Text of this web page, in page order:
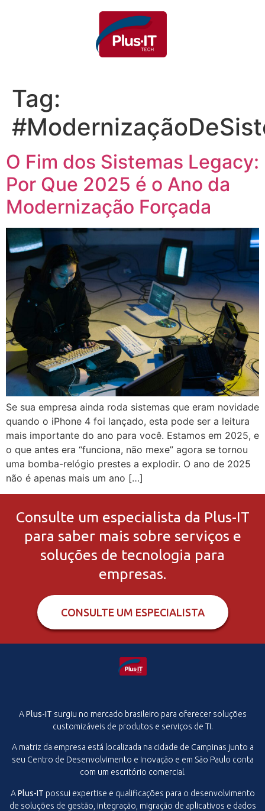
Tag:
O Fim dos Sistemas Legacy:
Por Que 2025 é o Ano da
Modernização Forçada
Se sua empresa ainda roda sistemas que eram novidade
quando o iPhone 4 foi lançado, esta pode ser a leitura
mais importante do ano para você. Estamos em 2025, e
o que antes era “funciona, não mexe” agora se tornou
uma bomba-relógio prestes a explodir. O ano de 2025
não é apenas mais um ano […]
Consulte um especialista da Plus-IT
para saber mais sobre serviços e
soluções de tecnologia para
empresas.
CONSULTE UM ESPECIALISTA
APlus-IT surgiu no mercado brasileiro para oferecer soluções
customizáveis de produtos e serviços de TI.
A matriz da empresa está localizada na cidade de Campinas junto a
seu Centro de Desenvolvimento e Inovação e em São Paulo conta
com um escritório comercial.
APlus-IT possui expertise e qualificações para o desenvolvimento
de soluções de gestão, integração, migração de aplicativos e dados